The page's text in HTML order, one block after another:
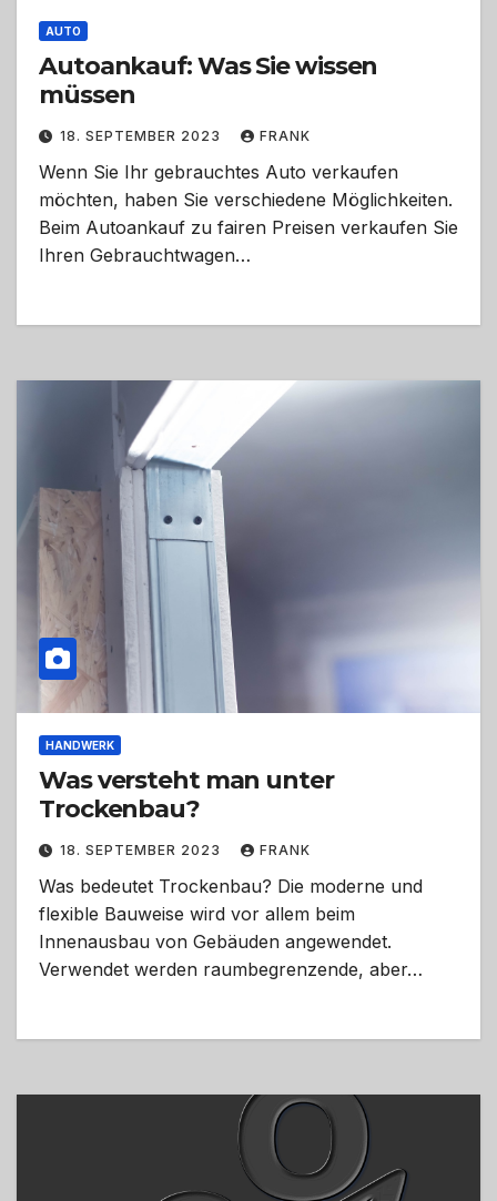
AUTO
Autoankauf: Was Sie wissen
müssen
18. SEPTEMBER 2023 FRANK
Wenn Sie Ihr gebrauchtes Auto verkaufen
möchten, haben Sie verschiedene Möglichkeiten.
Beim Autoankauf zu fairen Preisen verkaufen Sie
Ihren Gebrauchtwagen…
HANDWERK
Was versteht man unter
Trockenbau?
18. SEPTEMBER 2023 FRANK
Was bedeutet Trockenbau? Die moderne und
flexible Bauweise wird vor allem beim
Innenausbau von Gebäuden angewendet.
Verwendet werden raumbegrenzende, aber…